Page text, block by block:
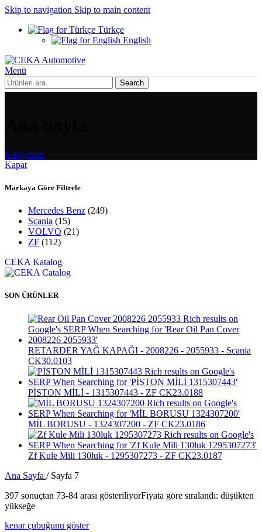
Skip to navigation Skip to main content
Türkçe
English
Menü
Search
kategoriler
Kapat
Markaya Göre Filtrele
Mercedes Benz (249)
Scania (15)
VOLVO (21)
ZF (112)
CEKA Katalog
SON ÜRÜNLER
RETARDER YAĞ KAPAĞI - 2008226 - 2055933 - Scania
CK30.0103
PİSTON MİLİ - 1315307443 - ZF CK23.0188
MİL BORUSU - 1324307200 - ZF CK23.0186
Zf Kule Mili 130luk - 1295307273 - ZF CK23.0187
Ana Sayfa / Sayfa 7
397 sonuçtan 73-84 arası gösteriliyorFiyata göre sıralandı: düşükten
yükseğe
kenar çubuğunu göster